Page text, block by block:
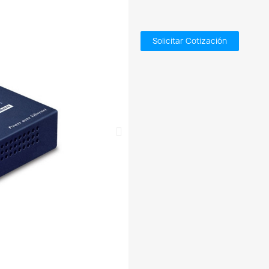
Solicitar Cotización